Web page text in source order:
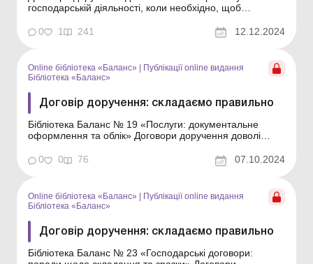
господарській діяльності, коли необхідно, щоб
застосовуються для надання різних юридичних послуг
(розпорядження майном, ведення справ у судах,
0 1 241 12.12.2024
Online бібліотека «Баланс»
Публікації online видання
Бібліотека «Баланс»
Договір доручення: складаємо правильно
Бібліотека Баланс № 19 «Послуги: документальне
оформлення та облік» Договори доручення доволі
коли необхідно, щоб посередник діяв від імені
довірителя. Наприклад, вони застосовуються для
ма...
0 0 76 07.10.2024
Online бібліотека «Баланс» | Публікації online видання
Бібліотека «Баланс»
Договір доручення: складаємо правильно
Бібліотека Баланс № 23 «Господарські договори: